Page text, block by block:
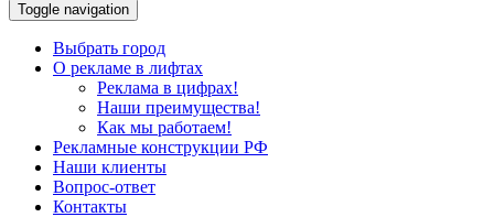
Toggle navigation
Выбрать город
О рекламе в лифтах
Реклама в цифрах!
Наши преимущества!
Как мы работаем!
Рекламные конструкции РФ
Наши клиенты
Вопрос-ответ
Контакты